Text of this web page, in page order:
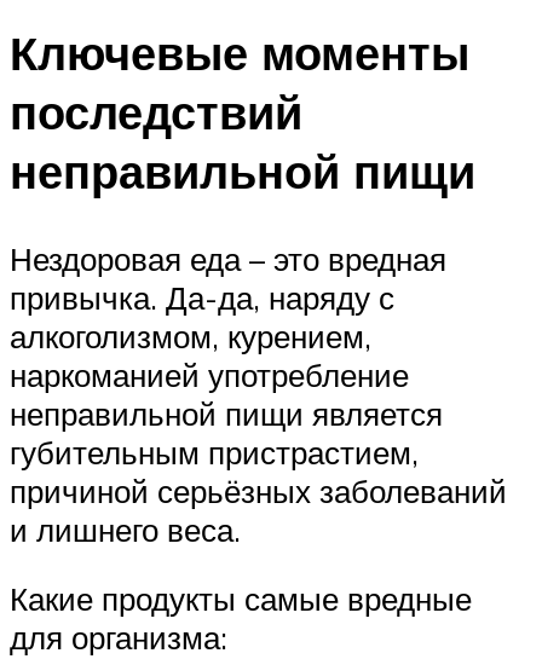
Ключевые моменты
последствий
неправильной пищи
Нездоровая еда – это вредная
привычка. Да-да, наряду с
алкоголизмом, курением,
наркоманией употребление
неправильной пищи является
губительным пристрастием,
причиной серьёзных заболеваний
и лишнего веса.
Какие продукты самые вредные
для организма: